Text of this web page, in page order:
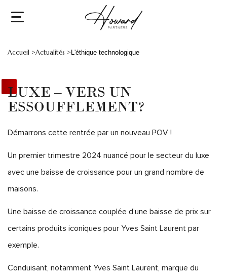
Accueil >Actualités > L'éthique technologique
LUXE – VERS UN
ESSOUFFLEMENT?
Démarrons cette rentrée par un nouveau POV !
Un premier trimestre 2024 nuancé pour le secteur du luxe
avec une baisse de croissance pour un grand nombre de
maisons.
Une baisse de croissance couplée d’une baisse de prix sur
certains produits iconiques pour Yves Saint Laurent par
exemple.
Conduisant, notamment Yves Saint Laurent, marque du